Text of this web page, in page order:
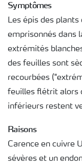
Symptômes
Les épis des
emprisonnés dans
extrémités
des feuilles sont
recourbées
feuilles flétrit alors
inférieurs restent
Raisons
Carence en cuivre
sévères et un